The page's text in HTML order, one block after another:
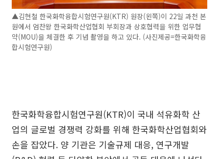
▲김현철 한국화학융합시험연구원(KTR) 원장(왼쪽)이 22일 과천 본
원에서 엄찬왕 한국화학산업협회 부회장과 상호협력을 위한 업무협
약(MOU)을 체결한 후 기념 촬영을 하고 있다. (사진제공=한국화학융
합시험연구원)
한국화학융합시험연구원(KTR)이 국내 석유화학 산
업의 글로벌 경쟁력 강화를 위해 한국화학산업협회와
손을 잡았다. 양 기관은 기술규제 대응, 연구개발